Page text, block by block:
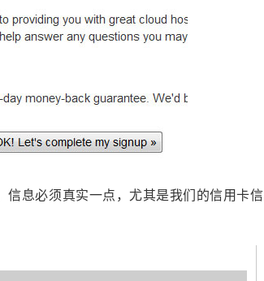
息必须真实一点，尤其是我们的信用卡信